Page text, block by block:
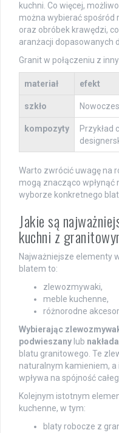
kuchni. Co więcej,
można wybierać spośród
oraz obróbek krawędzi,
aranżacji dopasowanych
Granit w połączeniu z
materiał efekt
szkło
kompozyty
Przykład
Warto zwrócić uwagę na
mogą znacząco
wyborze konkretnego
Jakie są
kuchni z
Najważniejsze elementy
blatem to:
zlewozmywaki,
meble kuchenne,
różnorodne
Wybierając
podwieszany lub
blatu granitowego. Te
naturalnym kamieniem,
wpływa na spójność
Kolejnym istotnym
kuchenne, w tym:
blaty robocze z